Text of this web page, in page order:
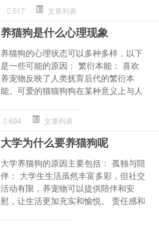
517 文章列表
养猫狗是什么心理现象
养猫狗的心理状态可以多种多样，以下
是一些可能的原因： 繁衍本能： 喜欢
养宠物反映了人类抚育后代的繁衍本
能。可爱的猫猫狗狗在某种意义上与人
694 文章列表
大学为什么要养猫狗呢
大学养猫狗的原因主要包括： 孤独与陪
伴： 大学生生活虽然丰富多彩，但社交
活动有限，养宠物可以提供陪伴和安
慰，让生活更加充实和愉悦。 责任感和